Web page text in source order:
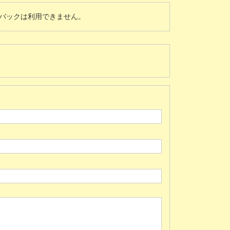
ックは利用できません。